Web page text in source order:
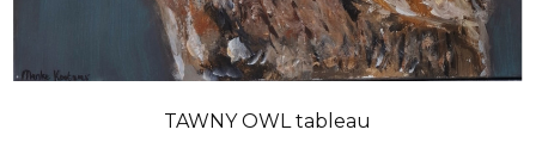
TAWNY OWL tableau